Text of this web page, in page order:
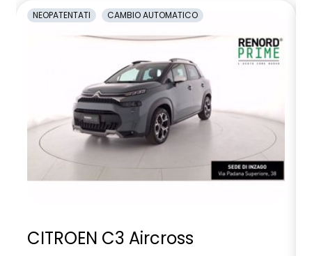
NEOPATENTATI CAMBIO AUTOMATICO
CITROEN C3 Aircross